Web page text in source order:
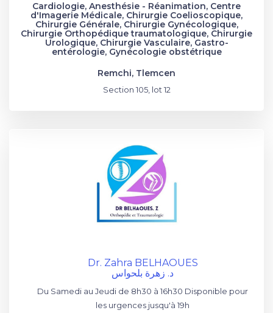
Cardiologie, Anesthésie - Réanimation, Centre
d'Imagerie Médicale, Chirurgie Coelioscopique,
Chirurgie Générale, Chirurgie Gynécologique,
Chirurgie Orthopédique traumatologique, Chirurgie
Urologique, Chirurgie Vasculaire, Gastro-
entérologie, Gynécologie obstétrique
Remchi, Tlemcen
Section 105, lot 12
Dr. Zahra BELHAOUES
د. زهرة بلحواس
Du Samedi au Jeudi de 8h30 à 16h30 Disponible pour
les urgences jusqu'à 19h